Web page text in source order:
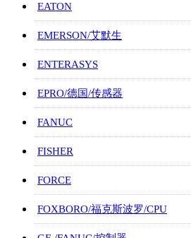
EATON
EMERSON/艾默生
ENTERASYS
EPRO/德国/传感器
FANUC
FISHER
FORCE
FOXBORO/福克斯波罗/CPU